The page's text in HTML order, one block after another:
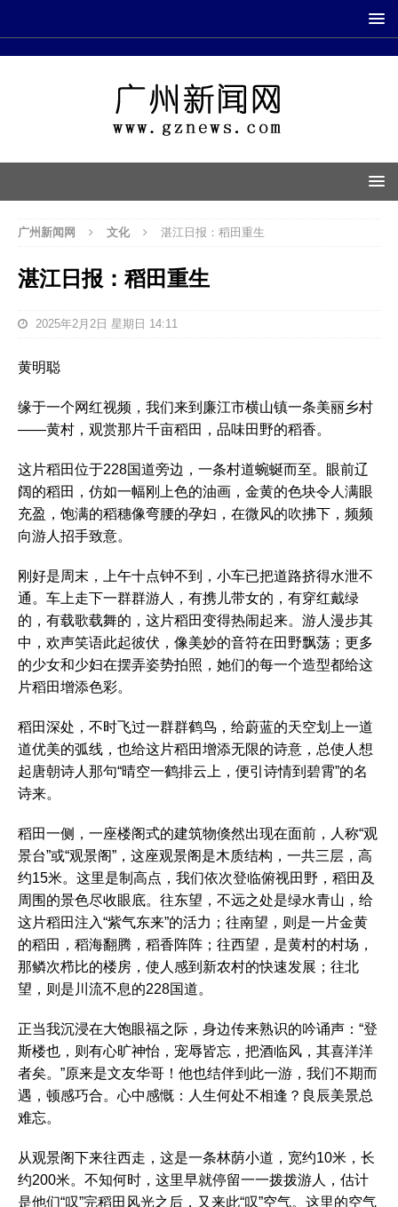
广州新闻网 文化 湛江日报：稻田重生
湛江日报：稻田重生
2025年2月2日 星期日 14:11
黄明聪
缘于一个网红视频，我们来到廉江市横山镇一条美丽乡村
——黄村，观赏那片千亩稻田，品味田野的稻香。
这片稻田位于228国道旁边，一条村道蜿蜒而至。眼前辽
阔的稻田，仿如一幅刚上色的油画，金黄的色块令人满眼
充盈，饱满的稻穗像弯腰的孕妇，在微风的吹拂下，频频
向游人招手致意。
刚好是周末，上午十点钟不到，小车已把道路挤得水泄不
通。车上走下一群群游人，有携儿带女的，有穿红戴绿
的，有载歌载舞的，这片稻田变得热闹起来。游人漫步其
中，欢声笑语此起彼伏，像美妙的音符在田野飘荡；更多
的少女和少妇在摆弄姿势拍照，她们的每一个造型都给这
片稻田增添色彩。
稻田深处，不时飞过一群群鹤鸟，给蔚蓝的天空划上一道
道优美的弧线，也给这片稻田增添无限的诗意，总使人想
起唐朝诗人那句“晴空一鹤排云上，便引诗情到碧霄”的名
诗来。
稻田一侧，一座楼阁式的建筑物倏然出现在面前，人称“观
景台”或“观景阁”，这座观景阁是木质结构，一共三层，高
约15米。这里是制高点，我们依次登临俯视田野，稻田及
周围的景色尽收眼底。往东望，不远之处是绿水青山，给
这片稻田注入“紫气东来”的活力；往南望，则是一片金黄
的稻田，稻海翻腾，稻香阵阵；往西望，是黄村的村场，
那鳞次栉比的楼房，使人感到新农村的快速发展；往北
望，则是川流不息的228国道。
正当我沉浸在大饱眼福之际，身边传来熟识的吟诵声：“登
斯楼也，则有心旷神怡，宠辱皆忘，把酒临风，其喜洋洋
者矣。”原来是文友华哥！他也结伴到此一游，我们不期而
遇，顿感巧合。心中感慨：人生何处不相逢？良辰美景总
难忘。
从观景阁下来往西走，这是一条林荫小道，宽约10米，长
约200米。不知何时，这里早就停留一一拨拨游人，估计
是他们“叹”完稻田风光之后，又来此“叹”空气。这里的空气